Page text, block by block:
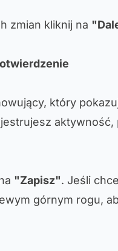
zmian kliknij na
który
aktywność,
"Zapisz". Jeśli
górnym rogu,